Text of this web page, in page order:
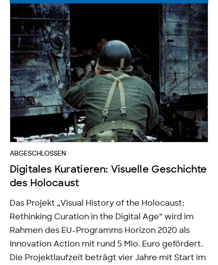
ABGESCHLOSSEN
Digitales Kuratieren: Visuelle Geschichte
des Holocaust
Das Projekt „Visual History of the Holocaust:
Rethinking Curation in the Digital Age“ wird im
Rahmen des EU-Programms Horizon 2020 als
Innovation Action mit rund 5 Mio. Euro gefördert.
Die Projektlaufzeit beträgt vier Jahre mit Start im